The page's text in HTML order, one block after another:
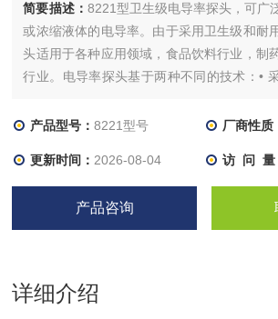
简要描述： 8221型卫生级电导率探头，可广
或浓缩液体的电导率。由于采用卫生级和耐
头适用于各种应用领域，食品饮料行业，制
行业。电导率探头基于两种不同的技术：•
采用四电极结构原理的探头能够防止极化效
产品型号：8221型号 厂商性质
更新时间： 2026-08-04 访 问 量
产品咨询
详细介绍